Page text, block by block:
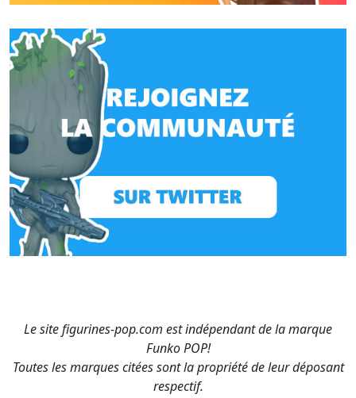
Le site figurines-pop.com est indépendant de la marque
Funko POP!
Toutes les marques citées sont la propriété de leur déposant
respectif.